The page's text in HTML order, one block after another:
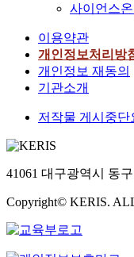
사이언스온
이용약관
개인정보처리방
개인정보 재동의
기관소개
저작물 게시중단
41061 대구광역시 동
Copyright© KERIS.